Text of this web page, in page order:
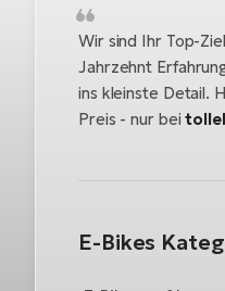
Wir sind Ihr Top-
Jahrzehnt
ins kleinste Detail.
Preis - nur bei
E-Bikes